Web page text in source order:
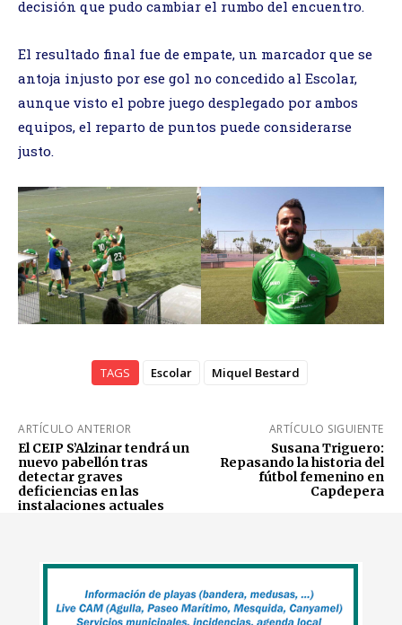
decisión que pudo cambiar el rumbo del encuentro.
El resultado final fue de empate, un marcador que se
antoja injusto por ese gol no concedido al Escolar,
aunque visto el pobre juego desplegado por ambos
equipos, el reparto de puntos puede considerarse
justo.
TAGS Escolar Miquel Bestard
ARTÍCULO ANTERIOR
El CEIP S’Alzinar tendrá un
nuevo pabellón tras
detectar graves
deficiencias en las
instalaciones actuales
ARTÍCULO SIGUIENTE
Susana Triguero:
Repasando la historia del
fútbol femenino en
Capdepera